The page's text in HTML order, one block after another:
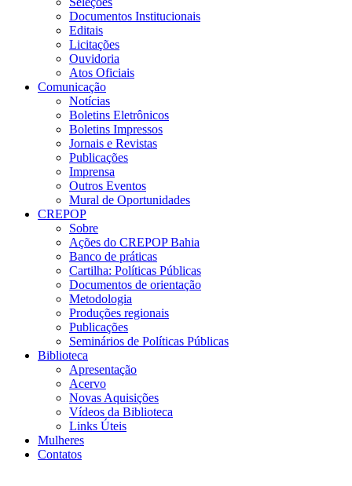
Documentos Institucionais
Editais
Licitações
Ouvidoria
Atos Oficiais
Comunicação
Notícias
Boletins Eletrônicos
Boletins Impressos
Jornais e Revistas
Publicações
Imprensa
Outros Eventos
Mural de Oportunidades
CREPOP
Sobre
Ações do CREPOP Bahia
Banco de práticas
Cartilha: Políticas Públicas
Documentos de orientação
Metodologia
Produções regionais
Publicações
Seminários de Políticas Públicas
Biblioteca
Apresentação
Acervo
Novas Aquisições
Vídeos da Biblioteca
Links Úteis
Mulheres
Contatos